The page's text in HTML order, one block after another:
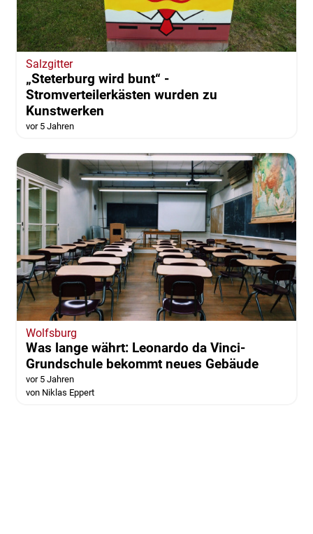
Salzgitter
„Steterburg wird bunt“ -
Stromverteilerkästen wurden zu
Kunstwerken
vor 5 Jahren
Wolfsburg
Was lange währt: Leonardo da Vinci-
Grundschule bekommt neues Gebäude
vor 5 Jahren
von Niklas Eppert